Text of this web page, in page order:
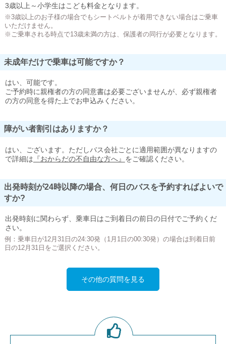
3歳以上～小学生はこども料金となります。
※3歳以上のお子様の場合でもシートベルトが着用できない場合はご乗車
いただけません。
※ご乗車される時点で13歳未満の方は、保護者の同行が必要となります。
未成年だけで乗車は可能ですか？
はい、可能です。
ご予約時に親権者の方の同意書は必要ございませんが、必ず親権者
の方の同意を得た上でお申込みください。
障がい者割引はありますか？
はい、ございます。ただしバス会社ごとに適用範囲が異なりますの
で詳細は 『おからだの不自由な方へ』 をご確認ください。
出発時刻が24時以降の場合、何日のバスを予約すればよいで
すか?
出発時刻に関わらず、乗車日はご到着日の前日の日付でご予約くだ
さい。
例：乗車日が12月31日の24:30発（1月1日の00:30発）の場合は到着日前
日の12月31日をご選択ください。
その他の質問を見る